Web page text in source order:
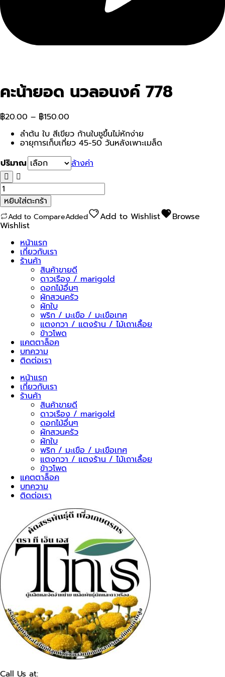
คะน้ายอด นวลอนงค์ 778
฿20.00 – ฿150.00
ลำต้น ใบ สีเขียว ก้านใบชูขึ้นไม่หักง่าย
อายุการเก็บเกี่ยว 45-50 วันหลังเพาะเมล็ด
ปริมาณ
ล้างค่า
จำนวน
คะน้า
ยอด
นวล
อนงค์
778
หยิบใส่ตะกร้า
Add to CompareAdded Add to Wishlist Browse
Wishlist
หน้าแรก
เกี่ยวกับเรา
ร้านค้า
สินค้าขายดี
ดาวเรือง / marigold
ดอกไม้อื่นๆ
ผักสวนครัว
ผักใบ
พริก / มะเขือ / มะเขือเทศ
แตงกวา / แตงร้าน / ไม้เถาเลื้อย
ข้าวโพด
แคตตาล็อค
บทความ
ติดต่อเรา
หน้าแรก
เกี่ยวกับเรา
ร้านค้า
สินค้าขายดี
ดาวเรือง / marigold
ดอกไม้อื่นๆ
ผักสวนครัว
ผักใบ
พริก / มะเขือ / มะเขือเทศ
แตงกวา / แตงร้าน / ไม้เถาเลื้อย
ข้าวโพด
แคตตาล็อค
บทความ
ติดต่อเรา
Call Us at: